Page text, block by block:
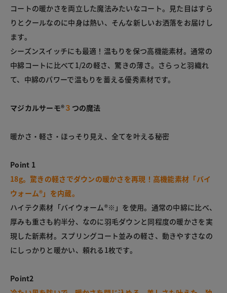
コートの暖かさを両立した魔法みたいなコート。見た目はすら
りとクールなのに中身は熱い、そんな新しいお洒落をお届けし
ます。
シーズンスイッチにも最適！温もりを保つ高機能素材。通常の
中綿コートに比べて1/2の軽さ、驚きの薄さ。さらっと羽織れ
て、中綿のパワーで温もりを蓄える優秀素材です。
マジカルサーモ®３ つの魔法
暖かさ・軽さ・ほっそり見え、全てを叶える秘密
Point 1
18g。驚きの軽さでダウンの暖かさを再現！高機能素材「バイ
ウォーム®」を内蔵。
ハイテク素材「バイウォーム®※」を使用。通常の中綿に比べ、
厚みも重さも約半分、なのに羽毛ダウンと同程度の暖かさを実
現した新素材。スプリングコート並みの軽さ、動きやすさなの
にしっかりと暖かい、頼れる1枚です。
Point2